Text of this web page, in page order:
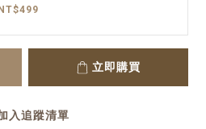
立即購買
入追蹤清單